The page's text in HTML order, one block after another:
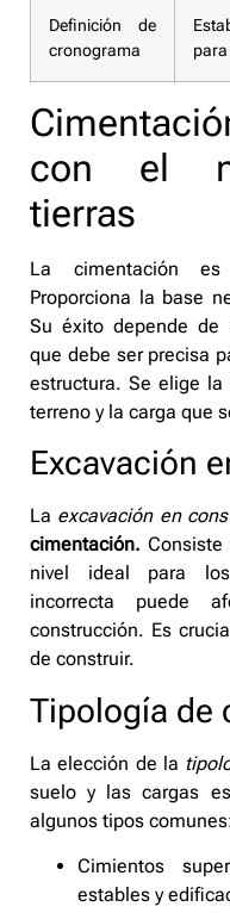
Definición de
cronograma
con el
tierras
La cimentación
Proporciona la base
Su éxito depende de
que debe ser precisa
estructura. Se elige la
terreno y la carga que
Excavación
La excavación en
cimentación.
nivel ideal para
incorrecta puede
construcción. Es
de construir.
Tipología de
La elección de la
suelo y las cargas
algunos tipos
Cimientos
estables y